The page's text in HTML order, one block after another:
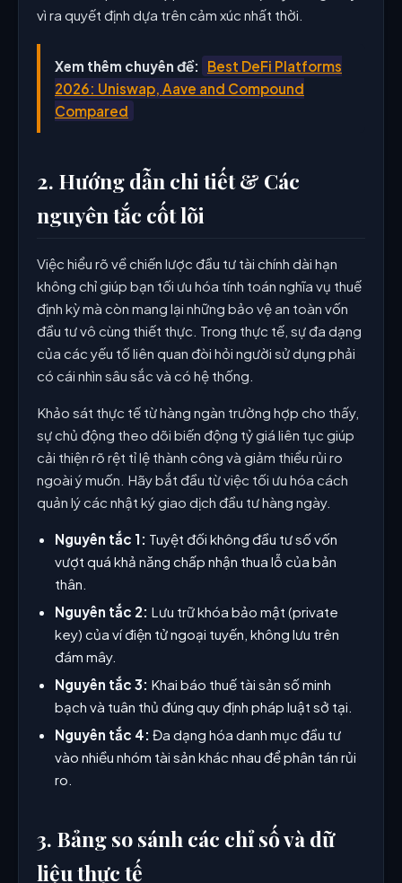
vì ra quyết định dựa trên cảm xúc nhất thời.
Xem thêm chuyên đề:
Best DeFi Platforms
2026: Uniswap, Aave and Compound
Compared
2. Hướng dẫn chi tiết & Các
nguyên tắc cốt lõi
Việc hiểu rõ về chiến lược đầu tư tài chính dài hạn
không chỉ giúp bạn tối ưu hóa tính toán nghĩa vụ thuế
định kỳ mà còn mang lại những bảo vệ an toàn vốn
đầu tư vô cùng thiết thực. Trong thực tế, sự đa dạng
của các yếu tố liên quan đòi hỏi người sử dụng phải
có cái nhìn sâu sắc và có hệ thống.
Khảo sát thực tế từ hàng ngàn trường hợp cho thấy,
sự chủ động theo dõi biến động tỷ giá liên tục giúp
cải thiện rõ rệt tỉ lệ thành công và giảm thiểu rủi ro
ngoài ý muốn. Hãy bắt đầu từ việc tối ưu hóa cách
quản lý các nhật ký giao dịch đầu tư hàng ngày.
Nguyên tắc 1: Tuyệt đối không đầu tư số vốn
vượt quá khả năng chấp nhận thua lỗ của bản
thân.
Nguyên tắc 2: Lưu trữ khóa bảo mật (private
key) của ví điện tử ngoại tuyến, không lưu trên
đám mây.
Nguyên tắc 3: Khai báo thuế tài sản số minh
bạch và tuân thủ đúng quy định pháp luật sở tại.
Nguyên tắc 4: Đa dạng hóa danh mục đầu tư
vào nhiều nhóm tài sản khác nhau để phân tán rủi
ro.
3. Bảng so sánh các chỉ số và dữ
liệu thực tế